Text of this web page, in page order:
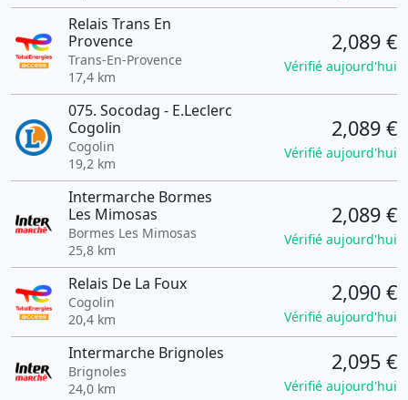
Relais Trans En
Provence
Trans-En-Provence
17,4 km
2,089 €
Vérifié aujourd'hui
075. Socodag - E.Leclerc
Cogolin
Cogolin
19,2 km
2,089 €
Vérifié aujourd'hui
Intermarche Bormes
Les Mimosas
Bormes Les Mimosas
25,8 km
2,089 €
Vérifié aujourd'hui
Relais De La Foux
Cogolin
20,4 km
2,090 €
Vérifié aujourd'hui
Intermarche Brignoles
Brignoles
24,0 km
2,095 €
Vérifié aujourd'hui